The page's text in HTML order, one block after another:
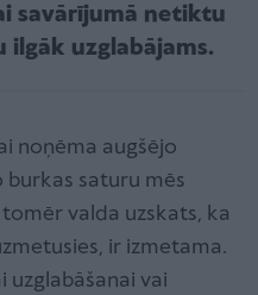
savārījumā netiktu
uzglabājams.
noņēma augšējo
saturu mēs
valda uzskats, ka
ir izmetama.
uzglabāšanai vai